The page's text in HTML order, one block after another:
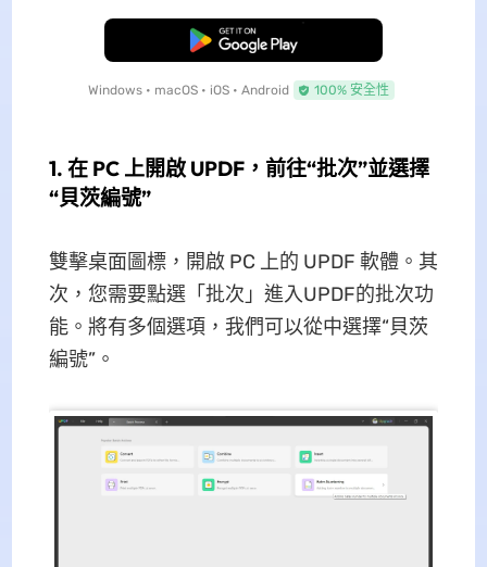
免費下載
Windows • macOS • iOS • Android 100% 安全性
1. 在 PC 上開啟 UPDF，前往“批次”並選擇
“貝茨編號”
雙擊桌面圖標，開啟 PC 上的 UPDF 軟體。其
次，您需要點選「批次」進入UPDF的批次功
能。將有多個選項，我們可以從中選擇“貝茨
編號”。